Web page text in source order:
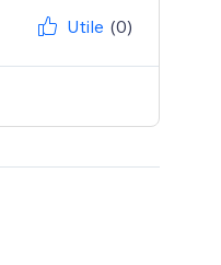
Utile (0)